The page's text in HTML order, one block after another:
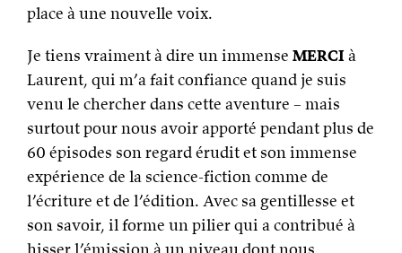
place à une nouvelle voix.
Je tiens vraiment à dire un immense MERCI à
Laurent, qui m’a fait confiance quand je suis
venu le chercher dans cette aventure – mais
surtout pour nous avoir apporté pendant plus de
60 épisodes son regard érudit et son immense
expérience de la science-fiction comme de
l’écriture et de l’édition. Avec sa gentillesse et
son savoir, il forme un pilier qui a contribué à
hisser l’émission à un niveau dont nous